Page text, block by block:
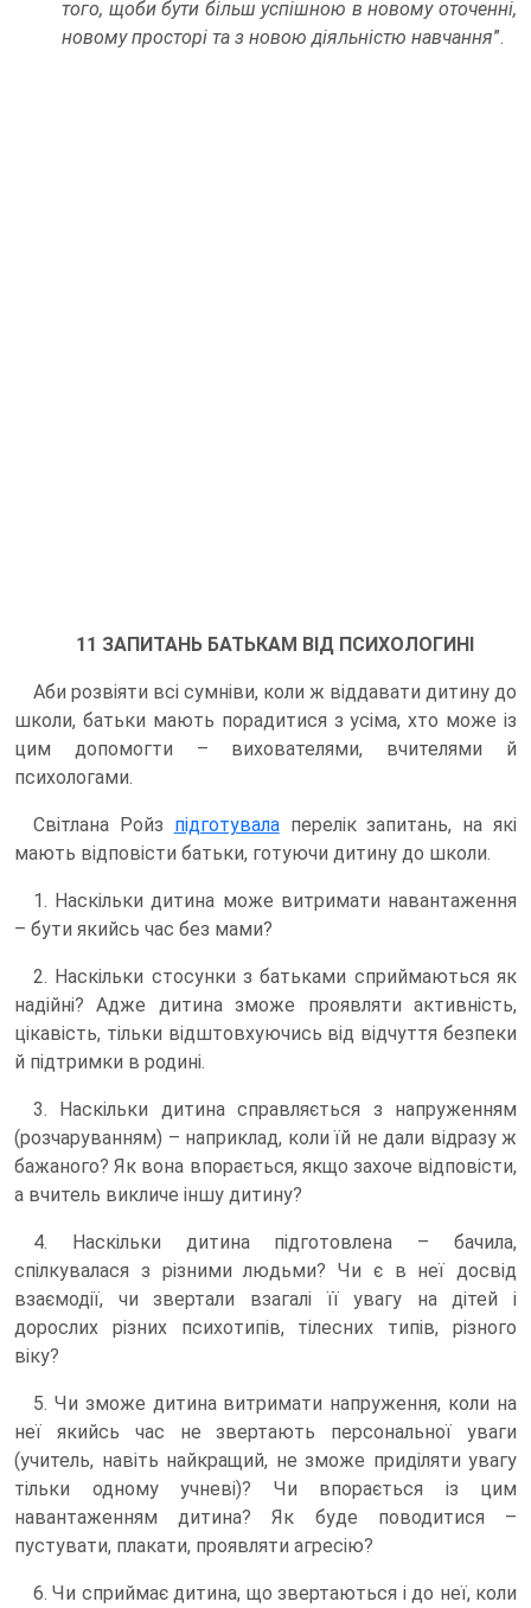
того, щоби бути більш успішною в новому оточенні,
новому просторі та з новою діяльністю навчання”.
11 ЗАПИТАНЬ БАТЬКАМ ВІД ПСИХОЛОГИНІ
Аби розвіяти всі сумніви, коли ж віддавати дитину до
школи, батьки мають порадитися з усіма, хто може із
цим допомогти – вихователями, вчителями й
психологами.
Світлана Ройз підготувалаперелік запитань, на які
мають відповісти батьки, готуючи дитину до школи.
1. Наскільки дитина може витримати навантаження
– бути якийсь час без мами?
2. Наскільки стосунки з батьками сприймаються як
надійні? Адже дитина зможе проявляти активність,
цікавість, тільки відштовхуючись від відчуття безпеки
й підтримки в родині.
3. Наскільки дитина справляється з напруженням
(розчаруванням) – наприклад, коли їй не дали відразу ж
бажаного? Як вона впорається, якщо захоче відповісти,
а вчитель викличе іншу дитину?
4. Наскільки дитина підготовлена – бачила,
спілкувалася з різними людьми? Чи є в неї досвід
взаємодії, чи звертали взагалі її увагу на дітей і
дорослих різних психотипів, тілесних типів, різного
віку?
5. Чи зможе дитина витримати напруження, коли на
неї якийсь час не звертають персональної уваги
(учитель, навіть найкращий, не зможе приділяти увагу
тільки одному учневі)? Чи впорається із цим
навантаженням дитина? Як буде поводитися –
пустувати, плакати, проявляти агресію?
6. Чи сприймає дитина, що звертаються і до неї, коли